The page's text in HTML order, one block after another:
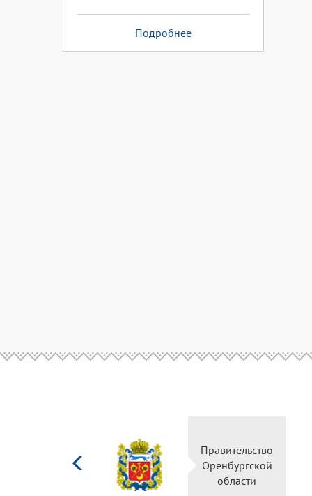
Подробнее
Министерство
культуры
Российской
федерации